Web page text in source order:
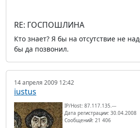
RE: ГОСПОШЛИНА
Кто знает? Я бы на отсутствие не
бы да позвонил.
14 апреля 2009 12:42
iustus
IP/Host: 87.117.135.---
Дата регистрации: 30.04.2008
Сообщений: 21 406